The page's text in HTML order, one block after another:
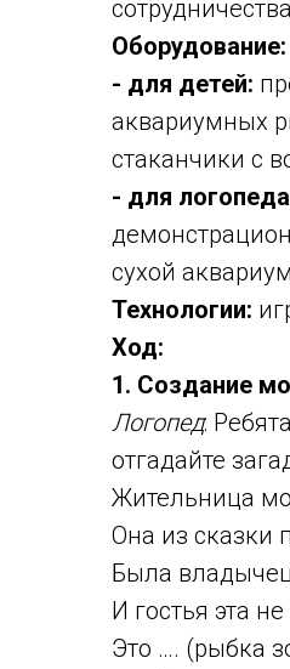
Оборудование:
- для детей:
аквариумных
стаканчики с
- для
сухой
Технологии:
Ход:
1. Создание
Логопед:
отгадайте
Жительница
Она из сказки
Была
И гостья эта
Это …. (рыбка